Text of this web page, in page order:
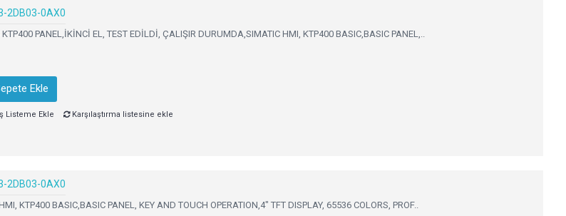
2DB03-0AX0
KTP400 PANEL,İKİNCİ EL, TEST EDİLDİ, ÇALIŞIR DURUMDA,SIMATIC HMI, KTP400 BASIC,BASIC PANEL,..
Ekle
Listeme Ekle Karşılaştırma listesine ekle
2DB03-0AX0
KTP400 BASIC,BASIC PANEL, KEY AND TOUCH OPERATION,4" TFT DISPLAY, 65536 COLORS, PROF..